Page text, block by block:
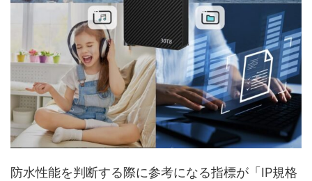
防水性能を判断する際に参考になる指標が「IP規格